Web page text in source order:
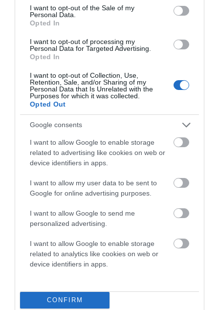
consent section.
I want to opt-out of the Sale of my
Personal Data.
Opted In
I want to opt-out of processing my
Personal Data for Targeted Advertising.
Opted In
I want to opt-out of Collection, Use,
Retention, Sale, and/or Sharing of my
Personal Data that Is Unrelated with the
Purposes for which it was collected.
Opted Out
Google consents
I want to allow Google to enable storage
related to advertising like cookies on web or
device identifiers in apps.
I want to allow my user data to be sent to
Google for online advertising purposes.
I want to allow Google to send me
personalized advertising.
I want to allow Google to enable storage
related to analytics like cookies on web or
device identifiers in apps.
CONFIRM
ικανότητα στο επίκεντρο
Πρόσφατα Άρθρα
ΔΥΟ ΚΑΛΟΚΑΙΡΙΝΑ
ΔΡΩΜΕΝΑ: Όταν η νέα
ναυτοσύνη του νησιού
ΠΡΟΣΟΧΗ: Πολύ υψηλός
κίνδυνος πυρκαγιάς στις
08/08/2026
Φωτογραφίες-κειμήλια από
καλοκαίρια στην Άνδρο –
και την δεκαετία του 1970
08/08/2026